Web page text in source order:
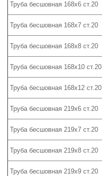
Труба бесшовная 168х6 ст.20
Труба бесшовная 168х7 ст.20
Труба бесшовная 168х8 ст.20
Труба бесшовная 168х10 ст.20
Труба бесшовная 168х12 ст.20
Труба бесшовная 219х6 ст.20
Труба бесшовная 219х7 ст.20
Труба бесшовная 219х8 ст.20
Труба бесшовная 219х9 ст.20